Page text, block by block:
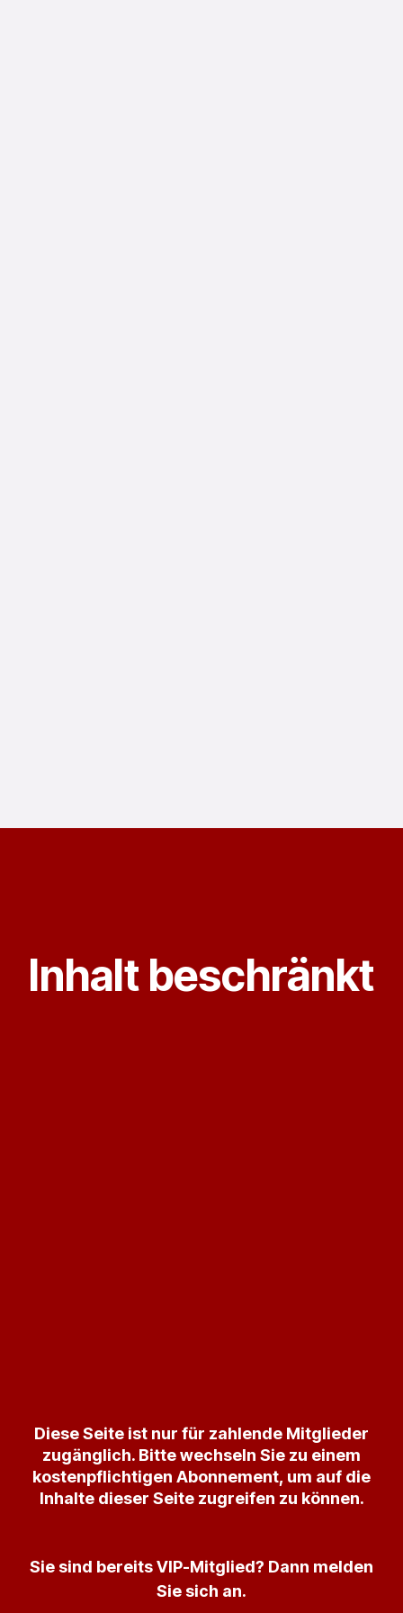
Inhalt beschränkt
Diese Seite ist nur für zahlende Mitglieder
zugänglich. Bitte wechseln Sie zu einem
kostenpflichtigen Abonnement, um auf die
Inhalte dieser Seite zugreifen zu können.
Sie sind bereits VIP-Mitglied? Dann melden
Sie sich an.